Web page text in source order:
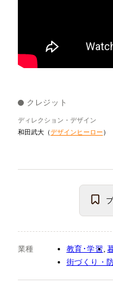
クレジット
ディレクション・デザイン
和田武大（デザインヒーロー）
業種 教育･学習
街づくり・